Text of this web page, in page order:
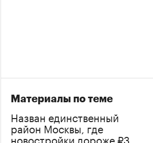
Материалы по теме
Назван единственный
район Москвы, где
новостройки дороже ₽3